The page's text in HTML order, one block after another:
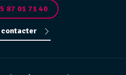
87 01 71 40
contacter